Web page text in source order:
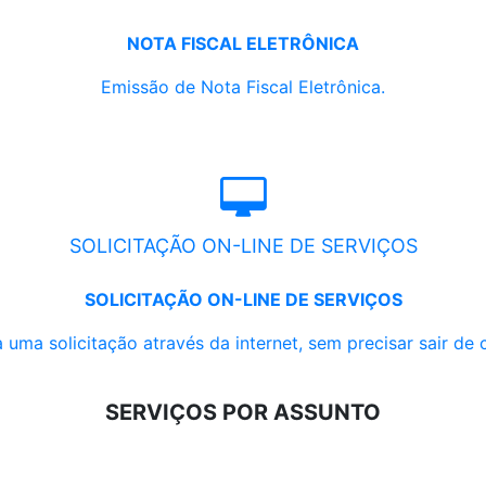
NOTA FISCAL ELETRÔNICA
Emissão de Nota Fiscal Eletrônica.
SOLICITAÇÃO ON-LINE DE SERVIÇOS
SOLICITAÇÃO ON-LINE DE SERVIÇOS
uma solicitação através da internet, sem precisar sair de
SERVIÇOS POR ASSUNTO